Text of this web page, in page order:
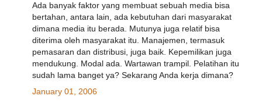
Ada banyak faktor yang membuat sebuah media bisa
bertahan, antara lain, ada kebutuhan dari masyarakat
dimana media itu berada. Mutunya juga relatif bisa
diterima oleh masyarakat itu. Manajemen, termasuk
pemasaran dan distribusi, juga baik. Kepemilikan juga
mendukung. Modal ada. Wartawan trampil. Pelatihan itu
sudah lama banget ya? Sekarang Anda kerja dimana?
January 01, 2006